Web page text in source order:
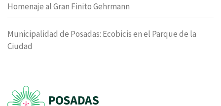
Homenaje al Gran Finito Gehrmann
Municipalidad de Posadas: Ecobicis en el Parque de la
Ciudad